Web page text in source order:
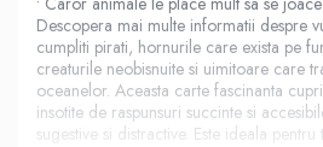
Feng Shui
Medicina alternativa
Sa nu razi :((
Drept
Descopera mai multe informatii despre
cumpliti pirati, hornurile care exista pe
creaturile neobisnuite si uimitoare care
oceanelor. Aceasta carte fascinanta
insotite de raspunsuri succinte si
sugestive si distractive. Este ideala